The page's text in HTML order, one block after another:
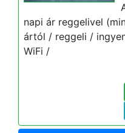
napi ár reggelivel
ártól / reggeli /
WiFi /